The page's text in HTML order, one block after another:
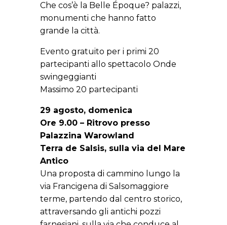
Che cos’è la Belle Époque? palazzi,
monumenti che hanno fatto
grande la città.
Evento gratuito per i primi 20
partecipanti allo spettacolo Onde
swingeggianti
Massimo 20 partecipanti
29 agosto, domenica
Ore 9.00 – Ritrovo presso
Palazzina Warowland
Terra de Salsis, sulla via del Mare
Antico
Una proposta di cammino lungo la
via Francigena di Salsomaggiore
terme, partendo dal centro storico,
attraversando gli antichi pozzi